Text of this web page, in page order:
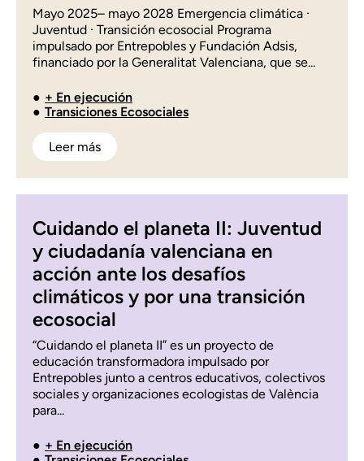
Mayo 2025– mayo 2028 Emergencia climática ·
Juventud · Transición ecosocial Programa
impulsado por Entrepobles y Fundación Adsis,
financiado por la Generalitat Valenciana, que se...
+ En ejecución
Transiciones Ecosociales
Leer más
Cuidando el planeta II: Juventud
y ciudadanía valenciana en
acción ante los desafíos
climáticos y por una transición
ecosocial
“Cuidando el planeta II” es un proyecto de
educación transformadora impulsado por
Entrepobles junto a centros educativos, colectivos
sociales y organizaciones ecologistas de València
para...
+ En ejecución